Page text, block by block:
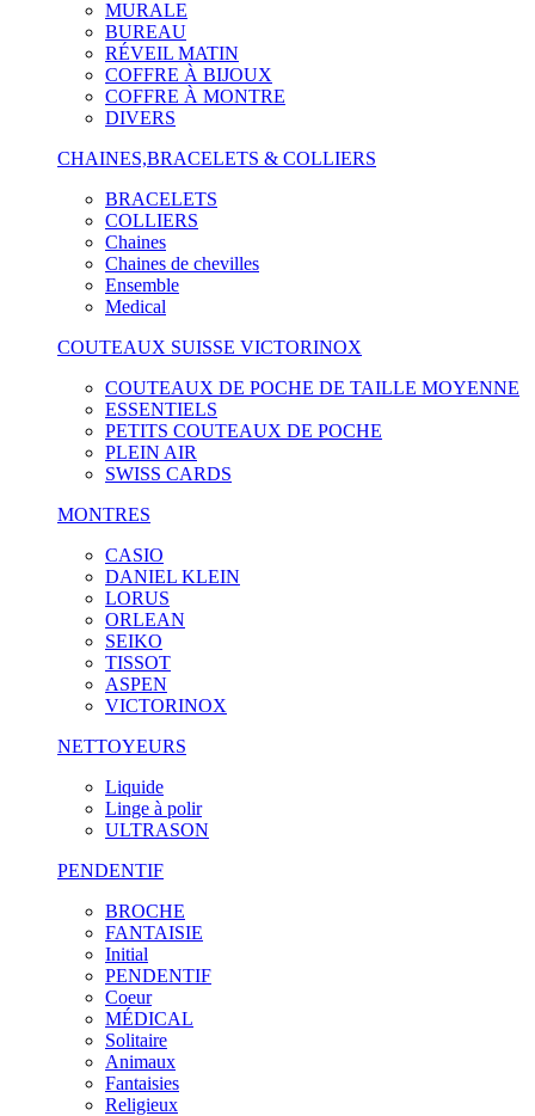
MURALE
BUREAU
RÉVEIL MATIN
COFFRE À BIJOUX
COFFRE À MONTRE
DIVERS
CHAINES,BRACELETS & COLLIERS
BRACELETS
COLLIERS
Chaines
Chaines de chevilles
Ensemble
Medical
COUTEAUX SUISSE VICTORINOX
COUTEAUX DE POCHE DE TAILLE MOYENNE
ESSENTIELS
PETITS COUTEAUX DE POCHE
PLEIN AIR
SWISS CARDS
MONTRES
CASIO
DANIEL KLEIN
LORUS
ORLEAN
SEIKO
TISSOT
ASPEN
VICTORINOX
NETTOYEURS
Liquide
Linge à polir
ULTRASON
PENDENTIF
BROCHE
FANTAISIE
Initial
PENDENTIF
Coeur
MÉDICAL
Solitaire
Animaux
Fantaisies
Religieux